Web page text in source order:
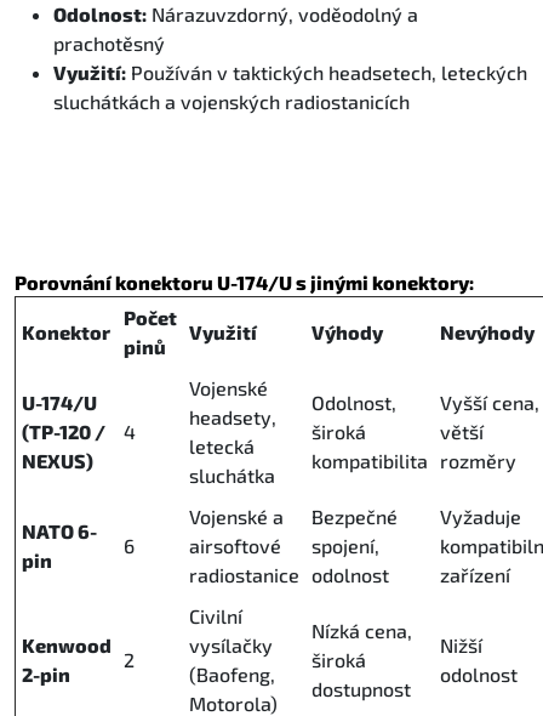
Odolnost: Nárazuvzdorný, voděodolný a
prachotěsný
Využití: Používán v taktických headsetech, leteckých
sluchátkách a vojenských radiostanicích
Porovnání konektoru U-174/U s jinými konektory:
Konektor
Počet
pinů
Využití Výhody Nevýhody
U-174/U
(TP-120 /
NEXUS)
4
Vojenské
headsety,
letecká
sluchátka
Odolnost,
široká
kompatibilita
Vyšší cena,
větší
rozměry
NATO 6-
pin
6
Vojenské a
airsoftové
radiostanice
Bezpečné
spojení,
odolnost
Vyžaduje
zařízení
Kenwood
2-pin
2
Civilní
vysílačky
(Baofeng,
Motorola)
Nízká cena,
široká
dostupnost
Nižší
odolnost